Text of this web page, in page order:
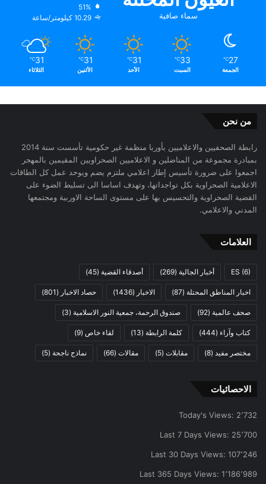
سماء صافية
51%
10.29 كيلومتر/ساعة
27
℃
الجمعة
33
℃
السبت
31
℃
الأحد
31
℃
الأثنين
31
℃
الثلاثاء
من نحن
رابطة الصحفيين والاعلاميين بأوربا منظمة غير حكومية تأسست سنة 2014
بمبادرة مجموعة من المناضلين و الاعلاميين الصحراويين المقيمين بالمهجر
اجمعوا على ضرورة تأسيس إطار اعلامي ملتزم يضم ويوحد عمل كل الطاقات
الاعلامية الصحراوية بكل تواجداتها، وتهدف اساسا الى تسليط الضوء على
القضية الصحراوية والتحسيس بها على مستوى الساحة الاوربية ومجتمعها
المدني والاعلامي.
العلامات
ES (6) أخبار الجالية (269) أصدقاء القضية (45)
اخبار المناطق المحتلة (87) الاخبار (1436) حصاد الاخبار (801)
صحف عالمية (92) صندوق الرحمة، جمعية النور الاسلامية (3)
كتاب وآراء (444) كلمة الرابطة (13) لقاء خاص (9)
مختصر مفيد (8) مقابلات (5) مقالات (66) نماذج ناجحة (5)
الاحصائيات
Today's Views: 2٬732
Last 7 Days Views: 25٬700
Last 30 Days Views: 107٬246
Last 365 Days Views: 1٬186٬989